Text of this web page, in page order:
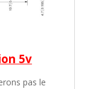
5v
pas le